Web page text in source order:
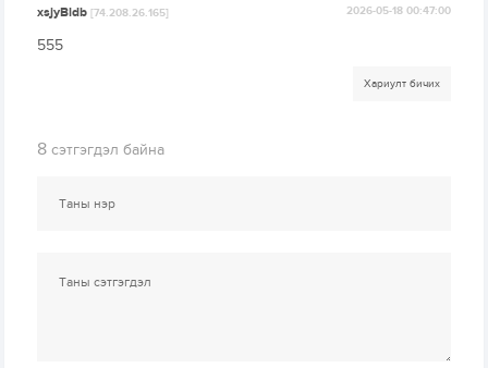
xsjyBldb[74.208.26.165] 2026-05-18 00:47:00
555
Хариулт бичих
8 сэтгэгдэл байна